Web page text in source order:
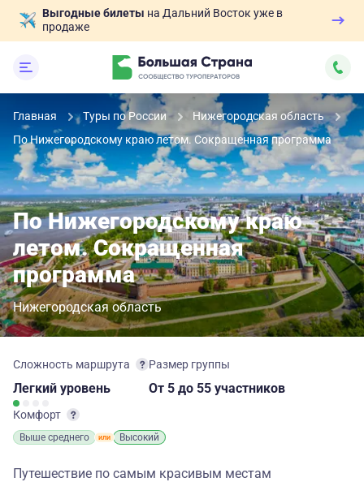
Выгодные билеты на Дальний Восток уже в
продаже
Главная Туры по России
Нижегородская область
По Нижегородскому краю летом. Сокращенная программа
По Нижегородскому краю
летом. Сокращенная
программа
Нижегородская область
Сложность маршрута
Легкий уровень
Комфорт
Выше среднего Высокий
Размер группы
От 5 до 55 участников
Путешествие по самым красивым местам